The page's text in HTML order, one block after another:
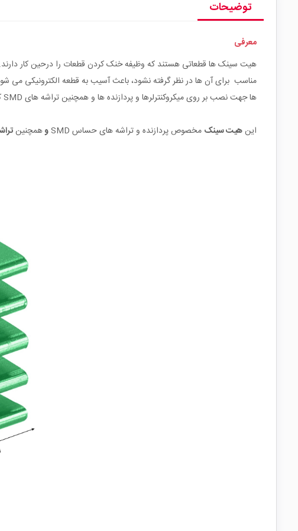
توضیحات
معرفی
مناسب برای آن ها در نظر گرفته نشود، باعث آسیب به قطعه الکترونیکی
ها جهت نصب بر روی میکروکنترلرها و پردازنده ها و همچنین تراشه های SMD که جریان کشی بالایی دارند از جمله درایور های موتور مورد استفاده قرار می گیرد.
اینهیت سینک مخصوص پردازنده و تراشه های حساس SMD وهمچنین